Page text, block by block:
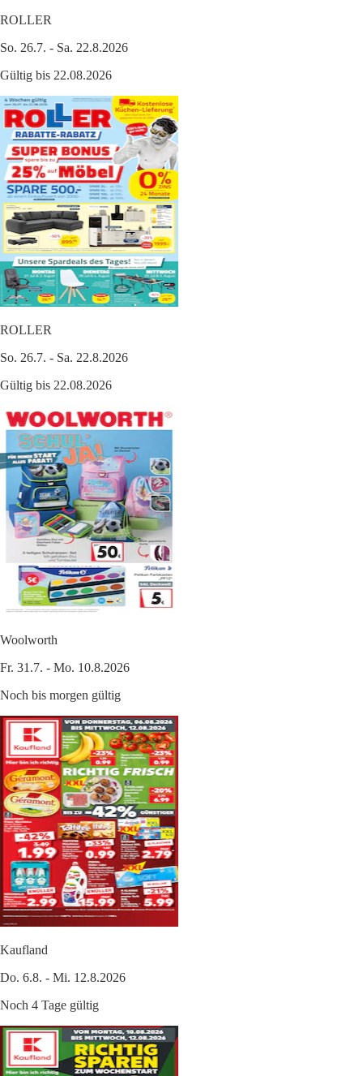
ROLLER
So. 26.7. - Sa. 22.8.2026
Gültig bis 22.08.2026
ROLLER
So. 26.7. - Sa. 22.8.2026
Gültig bis 22.08.2026
Woolworth
Fr. 31.7. - Mo. 10.8.2026
Noch bis morgen gültig
Kaufland
Do. 6.8. - Mi. 12.8.2026
Noch 4 Tage gültig